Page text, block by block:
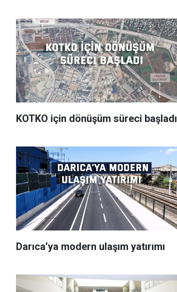
KOTKO için dönüşüm süreci başladı
Darıca’ya modern ulaşım yatırımı